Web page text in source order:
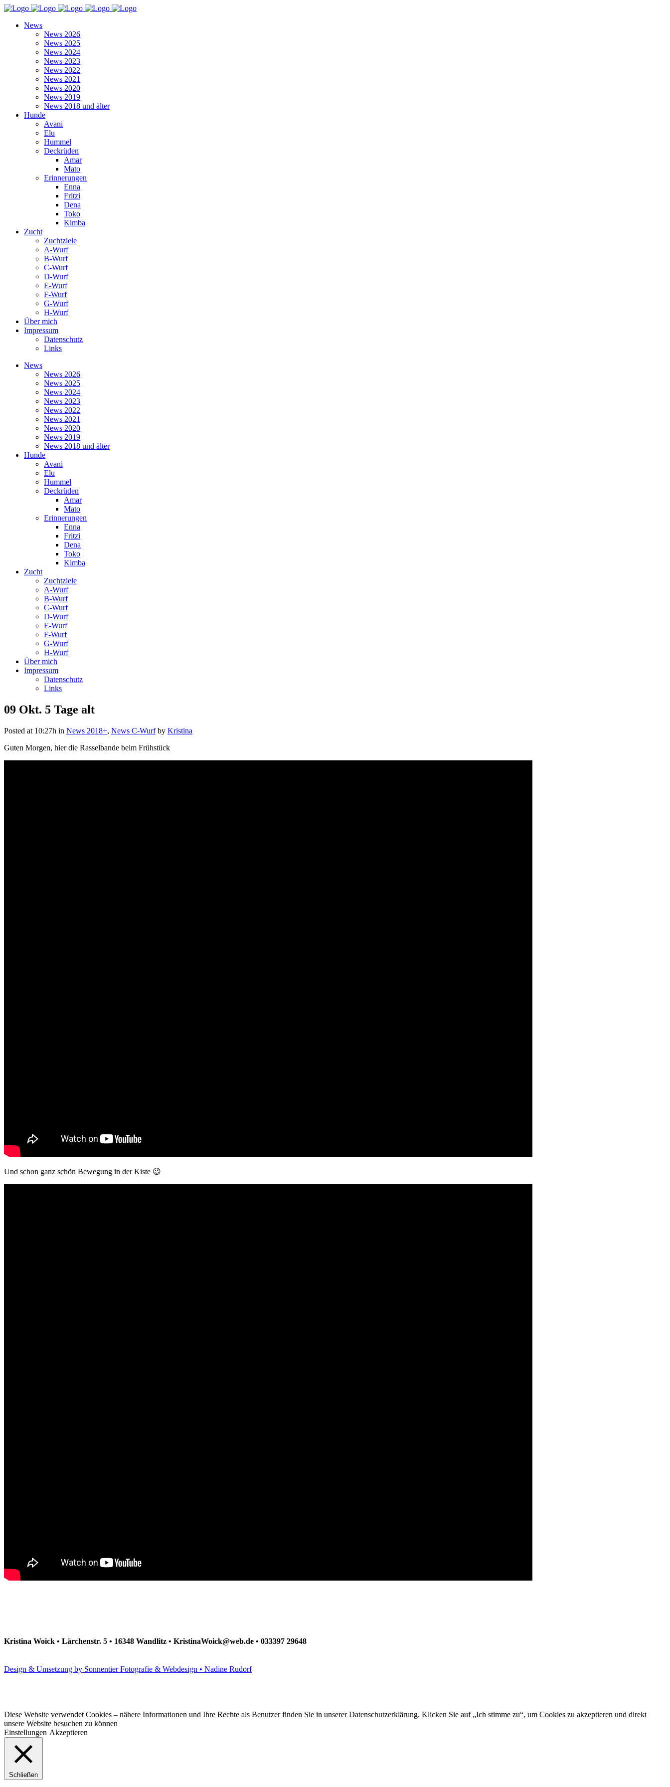
News
News 2026
News 2025
News 2024
News 2023
News 2022
News 2021
News 2020
News 2019
News 2018 und älter
Hunde
Avani
Elu
Hummel
Deckrüden
Amar
Mato
Erinnerungen
Enna
Fritzi
Dena
Toko
Kimba
Zucht
Zuchtziele
A-Wurf
B-Wurf
C-Wurf
D-Wurf
E-Wurf
F-Wurf
G-Wurf
H-Wurf
Über mich
Impressum
Datenschutz
Links
News
News 2026
News 2025
News 2024
News 2023
News 2022
News 2021
News 2020
News 2019
News 2018 und älter
Hunde
Avani
Elu
Hummel
Deckrüden
Amar
Mato
Erinnerungen
Enna
Fritzi
Dena
Toko
Kimba
Zucht
Zuchtziele
A-Wurf
B-Wurf
C-Wurf
D-Wurf
E-Wurf
F-Wurf
G-Wurf
H-Wurf
Über mich
Impressum
Datenschutz
Links
09 Okt. 5 Tage alt
Posted at 10:27h in News 2018+, News C-Wurf by Kristina
Guten Morgen, hier die Rasselbande beim Frühstück
Und schon ganz schön Bewegung in der Kiste 😉
Kristina Woick • Lärchenstr. 5 • 16348 Wandlitz • KristinaWoick@web.de • 033397 29648
Design & Umsetzung by Sonnentier Fotografie & Webdesign • Nadine Rudorf
Diese Website verwendet Cookies – nähere Informationen und Ihre Rechte als Benutzer finden Sie in unserer Datenschutzerklärung. Klicken Sie auf „Ich stimme zu“, um Cookies zu akzeptieren und direkt
unsere Website besuchen zu können
Einstellungen Akzeptieren
Schließen